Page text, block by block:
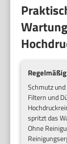
Schmutz
Filtern und
spritzt das
Ohne